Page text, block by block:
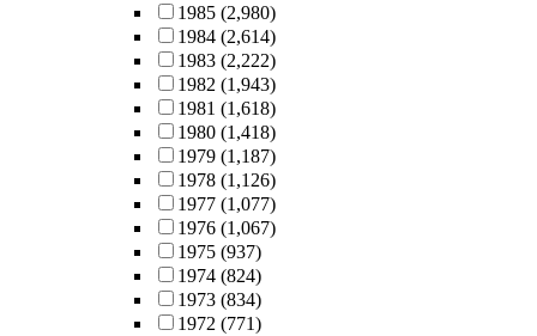
1985 (2,980)
1984 (2,614)
1983 (2,222)
1982 (1,943)
1981 (1,618)
1980 (1,418)
1979 (1,187)
1978 (1,126)
1977 (1,077)
1976 (1,067)
1975 (937)
1974 (824)
1973 (834)
1972 (771)